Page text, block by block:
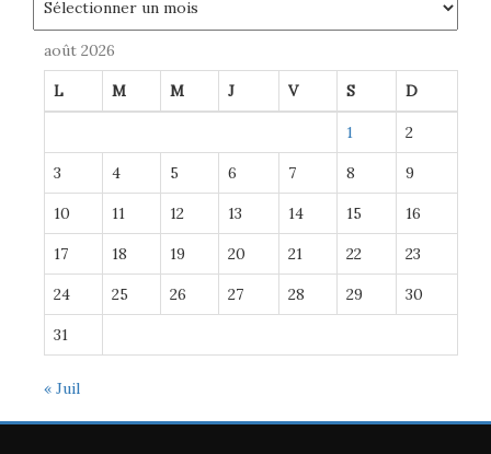
août 2026
L M M J V S D
1 2
3 4 5 6 7 8 9
10 11 12 13 14 15 16
17 18 19 20 21 22 23
24 25 26 27 28 29 30
31
« Juil